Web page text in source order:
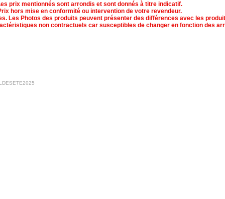
prix mentionnés sont arrondis et sont donnés à titre indicatif.
hors mise en conformité ou intervention de votre revendeur.
Les Photos des produits peuvent présenter des différences avec les
non contractuels car susceptibles de changer en fonction des